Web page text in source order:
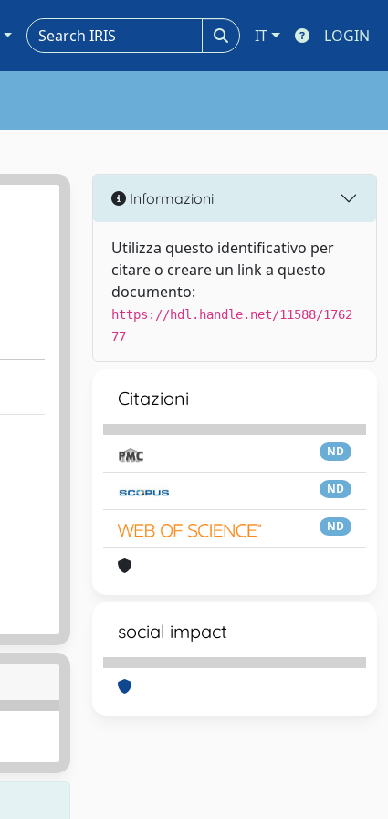
IT LOGIN
Informazioni
Utilizza questo identificativo per
citare o creare un link a questo
documento:
https://hdl.handle.net/11588/1762
77
Citazioni
ND
ND
ND
social impact